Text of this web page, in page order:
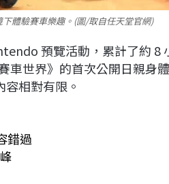
體驗賽車樂趣。(圖/取自任天堂官網)
預覽活動，累計了約 8
車世界》的首次公開日親身
相對有限。
錯過